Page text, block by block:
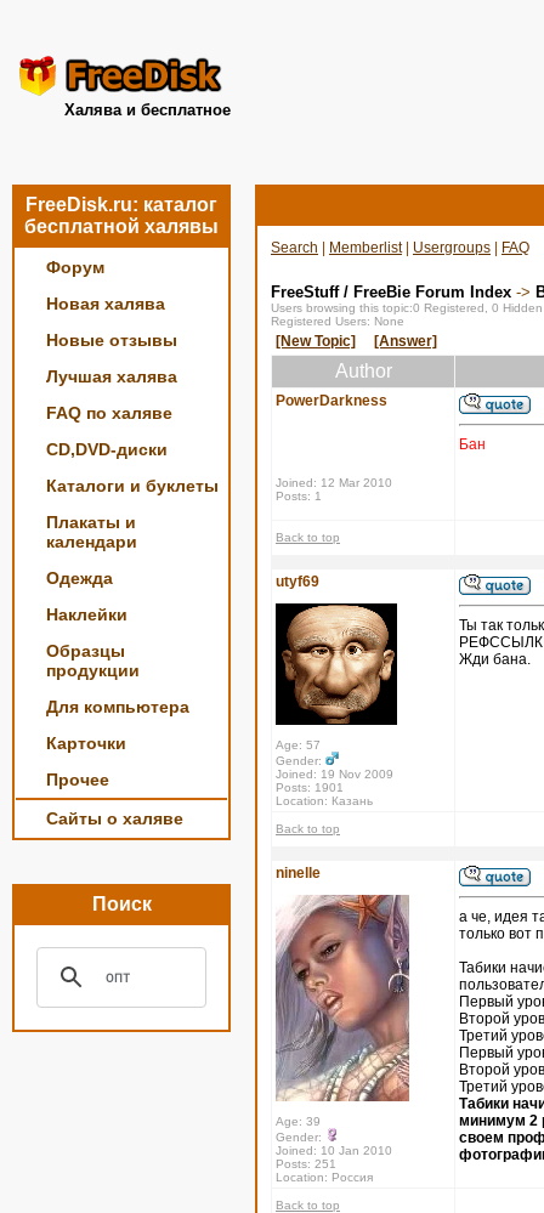
Халява и бесплатное
FreeDisk.ru: каталог
бесплатной халявы
Форум
Новая халява
Новые отзывы
Лучшая халява
FAQ по халяве
CD,DVD-диски
Каталоги и буклеты
Плакаты и
календари
Одежда
Наклейки
Образцы
продукции
Для компьютера
Карточки
Прочее
Сайты о халяве
Поиск
Search Memberlist| Usergroups FAQ
FreeStuff / FreeBie Forum Index ->
Users browsing this topic:0 Registered, 0
Registered Users: None
[New Topic] [Answer]
Author
PowerDarkness
Joined: 12 Mar 2010
Posts: 1
Бан
Back to top
utyf69
Age: 57
Gender:
Joined: 19 Nov 2009
Posts: 1901
Location: Казань
Ты так
Жди бана.
Back to top
ninelle
Age: 39
Gender:
Joined: 10 Jan 2010
Posts: 251
Location: Россия
а че, идея
только вот
Табики
Первый
Второй
Третий
Первый
Второй
Третий
Табики
минимум 2
своем
Back to top